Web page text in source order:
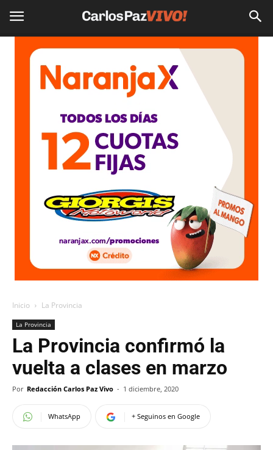
Inicio La Provincia
La Provincia
La Provincia confirmó la
vuelta a clases en marzo
Por Redacción Carlos Paz Vivo - 1 diciembre, 2020
WhatsApp + Seguinos en Google